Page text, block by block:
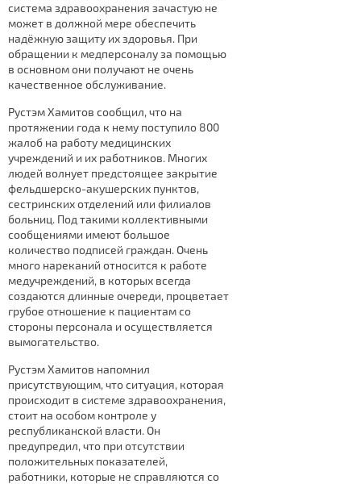
система здравоохранения зачастую не
может в должной мере обеспечить
надёжную защиту их здоровья. При
обращении к медперсоналу за помощью
в основном они получают не очень
качественное обслуживание.
Рустэм Хамитов сообщил, что на
протяжении года к нему поступило 800
жалоб на работу медицинских
учреждений и их работников. Многих
людей волнует предстоящее закрытие
фельдшерско-акушерских пунктов,
сестринских отделений или филиалов
больниц. Под такими коллективными
сообщениями имеют большое
количество подписей граждан. Очень
много нареканий относится к работе
медучреждений, в которых всегда
создаются длинные очереди, процветает
грубое отношение к пациентам со
стороны персонала и осуществляется
вымогательство.
Рустэм Хамитов напомнил
присутствующим, что ситуация, которая
происходит в системе здравоохранения,
стоит на особом контроле у
республиканской власти. Он
предупредил, что при отсутствии
положительных показателей,
работники, которые не справляются со